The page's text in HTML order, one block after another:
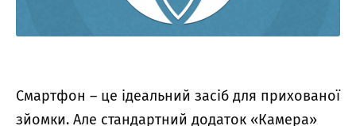
Смартфон – це ідеальний засіб для прихованої
зйомки. Але стандартний додаток «Камера»